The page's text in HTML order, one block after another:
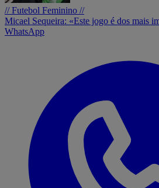
// Futebol Feminino //
Micael Sequeira: «Este jogo é dos mais
WhatsApp